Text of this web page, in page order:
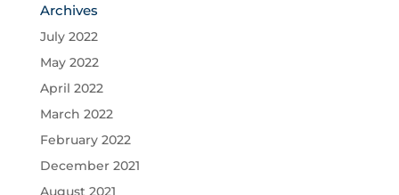
Archives
July 2022
May 2022
April 2022
March 2022
February 2022
December 2021
August 2021